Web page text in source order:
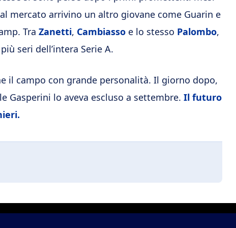
mercato arrivino un altro giovane come Guarin e
Tra Zanetti, Cambiasso e lo stesso Palombo,
seri dell’intera Serie A.
il campo con grande personalità. Il giorno dopo,
Gasperini lo aveva escluso a settembre. Il futuro